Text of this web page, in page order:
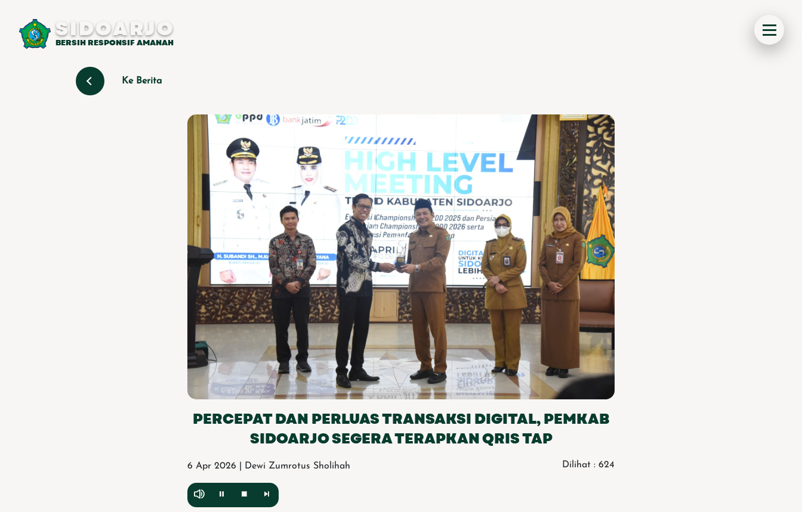
SIDOARJO
BERSIH RESPONSIF AMANAH
Ke Berita
PERCEPAT DAN PERLUAS TRANSAKSI DIGITAL, PEMKAB
SIDOARJO SEGERA TERAPKAN QRIS TAP
6 Apr 2026 | Dewi Zumrotus Sholihah Dilihat : 624